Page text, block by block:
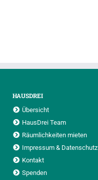
HAUSDREI
Übersicht
HausDrei Team
Räumlichkeiten mieten
Impressum & Datenschutz
Kontakt
Spenden